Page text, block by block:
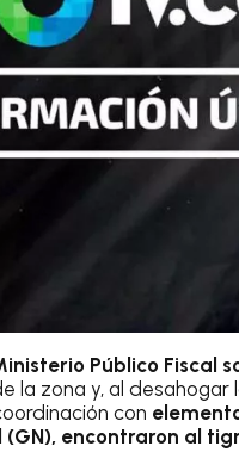
Público Fiscal
la zona y, al desahogar
con
encontraron al